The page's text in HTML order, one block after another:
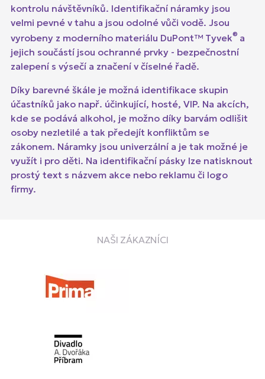
kontrolu návštěvníků. Identifikační náramky jsou
velmi pevné v tahu a jsou odolné vůči vodě. Jsou
vyrobeny z moderního materiálu DuPont™ Tyvek® a
jejich součástí jsou ochranné prvky - bezpečnostní
zalepení s výsečí a značení v číselné řadě.
Díky barevné škále je možná identifikace skupin
účastníků jako např. účinkující, hosté, VIP. Na akcích,
kde se podává alkohol, je možno díky barvám odlišit
osoby nezletilé a tak předejít konfliktům se
zákonem. Náramky jsou univerzální a je tak možné je
využít i pro děti. Na identifikační pásky lze natisknout
prostý text s názvem akce nebo reklamu či logo
firmy.
NAŠI ZÁKAZNÍCI